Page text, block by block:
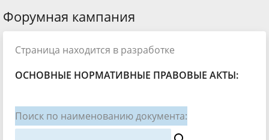
Форумная кампания
Страница находится в разработке
ОСНОВНЫЕ НОРМАТИВНЫЕ ПРАВОВЫЕ АКТЫ:
Поиск по наименованию документа: